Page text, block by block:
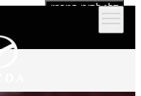
דלג לתוכן המרכזי